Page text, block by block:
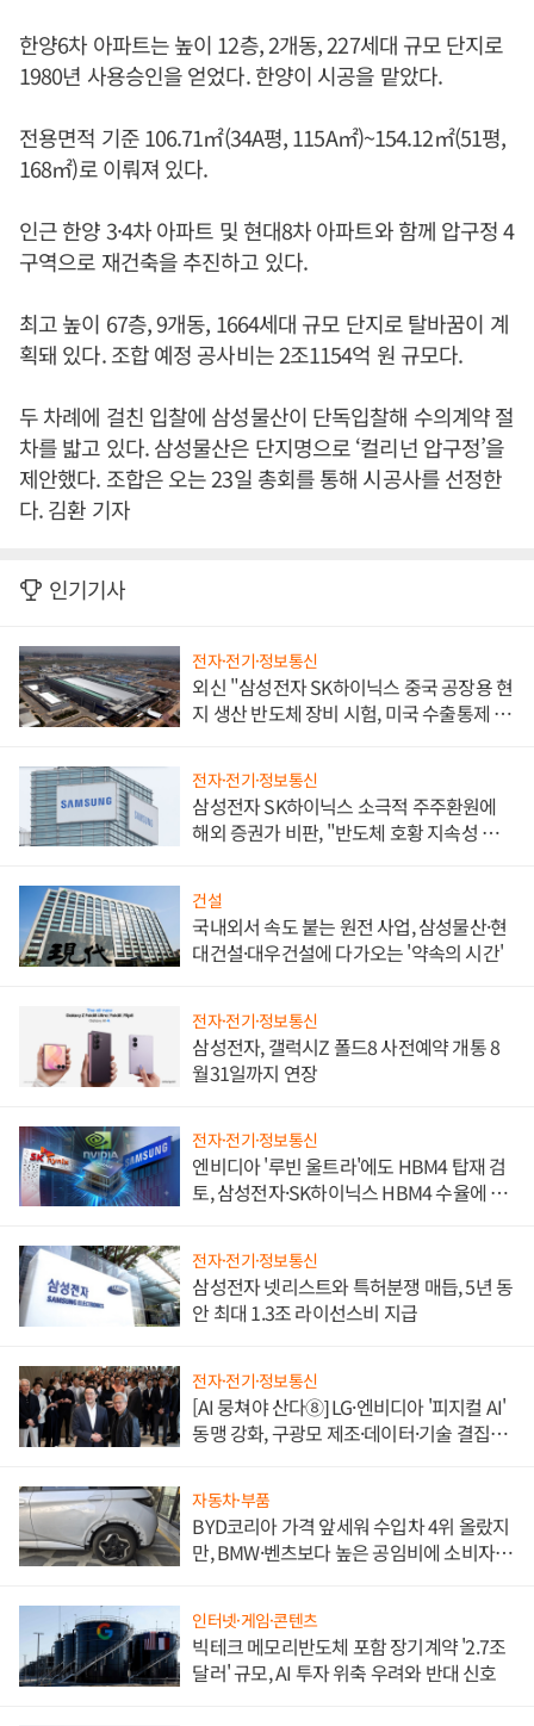
한양6차 아파트는 높이 12층, 2개동, 227세대 규모 단지로
1980년 사용승인을 얻었다. 한양이 시공을 맡았다.
전용면적 기준 106.71㎡(34A평, 115A㎡)~154.12㎡(51평,
168㎡)로 이뤄져 있다.
인근 한양 3·4차 아파트 및 현대8차 아파트와 함께 압구정 4
구역으로 재건축을 추진하고 있다.
최고 높이 67층, 9개동, 1664세대 규모 단지로 탈바꿈이 계
획돼 있다. 조합 예정 공사비는 2조1154억 원 규모다.
두 차례에 걸친 입찰에 삼성물산이 단독입찰해 수의계약 절
차를 밟고 있다. 삼성물산은 단지명으로 ‘컬리넌 압구정’을
제안했다. 조합은 오는 23일 총회를 통해 시공사를 선정한
다. 김환 기자
인기기사
전자·전기·정보통신
외신 "삼성전자 SK하이닉스 중국 공장용 현
지 생산 반도체 장비 시험, 미국 수출통제 대
전자·전기·정보통신
삼성전자 SK하이닉스 소극적 주주환원에
해외 증권가 비판, "반도체 호황 지속성 의
건설
국내외서 속도 붙는 원전 사업, 삼성물산·현
대건설·대우건설에 다가오는 '약속의 시간'
전자·전기·정보통신
삼성전자, 갤럭시Z 폴드8 사전예약 개통 8
월31일까지 연장
전자·전기·정보통신
엔비디아 '루빈 울트라'에도 HBM4 탑재 검
토, 삼성전자·SK하이닉스 HBM4 수율에 주
전자·전기·정보통신
삼성전자 넷리스트와 특허분쟁 매듭, 5년 동
안 최대 1.3조 라이선스비 지급
전자·전기·정보통신
[AI 뭉쳐야 산다⑧] LG·엔비디아 '피지컬 AI'
동맹 강화, 구광모 제조·데이터·기술 결집
자동차·부품
BYD코리아 가격 앞세워 수입차 4위 올랐지
만, BMW·벤츠보다 높은 공임비에 소비자
인터넷·게임·콘텐츠
빅테크 메모리반도체 포함 장기계약 '2.7조
달러' 규모, AI 투자 위축 우려와 반대 신호